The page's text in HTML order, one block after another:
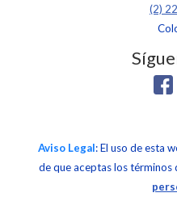
(2)
Aviso Legal: El uso de esta
de que aceptas los términos